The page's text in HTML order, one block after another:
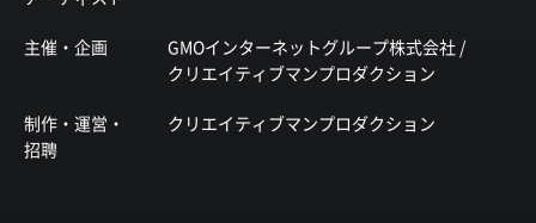
主催・企画
GMOインターネットグループ株式会社 /
クリエイティブマンプロダクション
制作・運営・
招聘
クリエイティブマンプロダクション